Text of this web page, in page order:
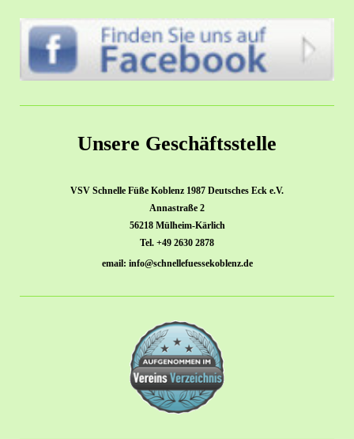
Unsere Geschäftsstelle
VSV Schnelle Füße Koblenz 1987 Deutsches Eck e.V.
Annastraße 2
56218 Mülheim-Kärlich
Tel. +49 2630 2878
email: info@schnellefuessekoblenz.de